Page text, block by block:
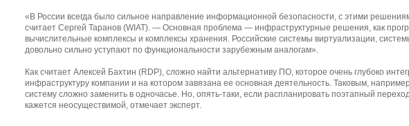
«В России всегда было сильное направление информационной безопасности, с этими
считает Сергей Таранов (WIAT). — Основная проблема — инфраструктурные решения, как
вычислительные комплексы и комплексы хранения. Российские системы виртуализации,
довольно сильно уступают по функциональности зарубежным аналогам».
Как считает Алексей Бахтин (RDP), cложно найти альтернативу ПО, которое очень глубоко
инфраструктуру компании и на котором завязана ее основная деятельность. Таковым,
систему сложно заменить в одночасье. Но, опять-таки, если распланировать поэтапный
кажется неосуществимой, отмечает эксперт.